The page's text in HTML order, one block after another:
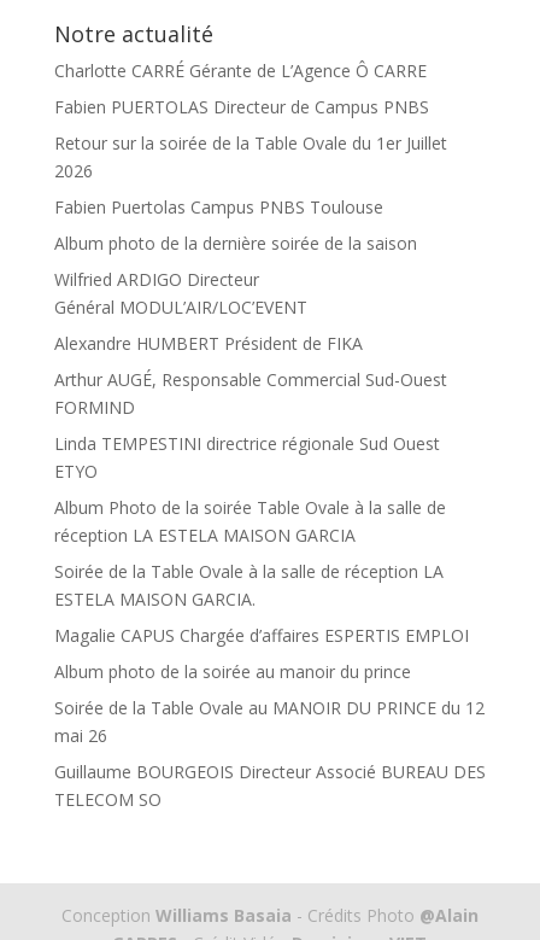
Notre actualité
Charlotte CARRÉ Gérante de L’Agence Ô CARRE
Fabien PUERTOLAS Directeur de Campus PNBS
Retour sur la soirée de la Table Ovale du 1er Juillet
2026
Fabien Puertolas Campus PNBS Toulouse
Album photo de la dernière soirée de la saison
Wilfried ARDIGO Directeur
Général MODUL’AIR/LOC’EVENT
Alexandre HUMBERT Président de FIKA
Arthur AUGÉ, Responsable Commercial Sud-Ouest
FORMIND
Linda TEMPESTINI directrice régionale Sud Ouest
ETYO
Album Photo de la soirée Table Ovale à la salle de
réception LA ESTELA MAISON GARCIA
Soirée de la Table Ovale à la salle de réception LA
ESTELA MAISON GARCIA.
Magalie CAPUS Chargée d’affaires ESPERTIS EMPLOI
Album photo de la soirée au manoir du prince
Soirée de la Table Ovale au MANOIR DU PRINCE du 12
mai 26
Guillaume BOURGEOIS Directeur Associé BUREAU DES
TELECOM SO
Conception Williams Basaia - Crédits Photo @Alain